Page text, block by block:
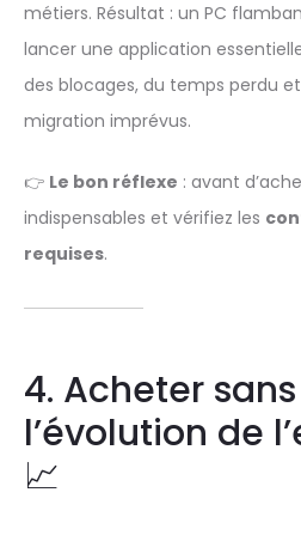
métiers. Résultat : un PC
lancer une application
des blocages, du temps perdu
migration imprévus.
👉 Le bon réflexe : avant
indispensables et vérifiez les
requises.
4. Acheter
l’évolution de
📈